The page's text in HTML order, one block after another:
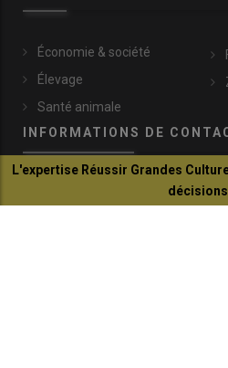
Économie & société
Élevage
Santé animale
INFORMATIONS DE
L'expertise Réussir Grandes